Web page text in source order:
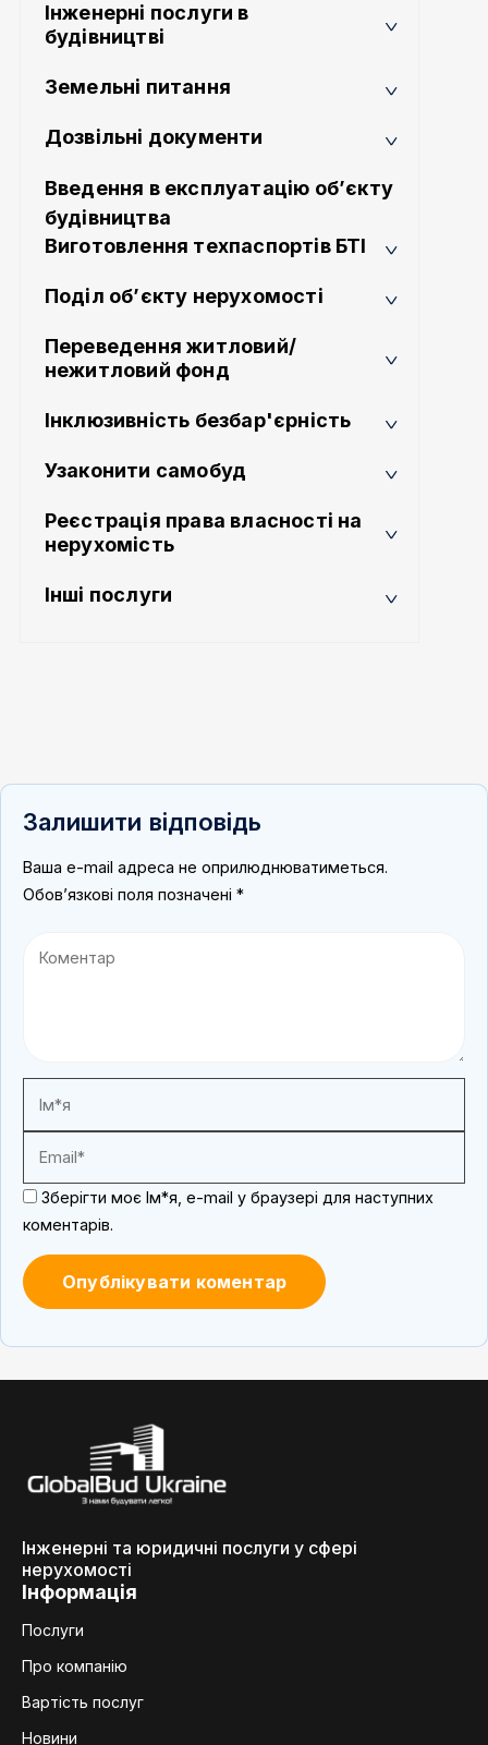
Інженерні послуги в
будівництві
Земельні питання
Дозвільні документи
Введення в експлуатацію об’єкту
будівництва
Виготовлення техпаспортів БТІ
Поділ об’єкту нерухомості
Переведення житловий/
нежитловий фонд
Інклюзивність безбар'єрність
Узаконити самобуд
Реєстрація права власності на
нерухомість
Інші послуги
Залишити відповідь
Ваша e-mail адреса не оприлюднюватиметься.
Обов’язкові поля позначені *
Зберігти моє Ім*я, e-mail у браузері для наступних
коментарів.
Інженерні та юридичні послуги у сфері
нерухомості
Інформація
Послуги
Про компанію
Вартість послуг
Новини